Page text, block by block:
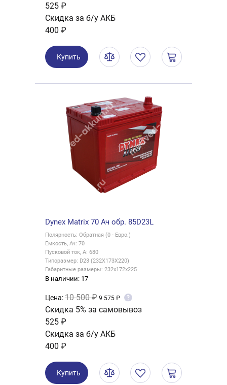
525 ₽
Скидка за б/у АКБ
400 ₽
Купить
Dynex Matrix 70 Ач обр. 85D23L
Полярность: Обратная (0 - Евро.)
Емкость, Ач: 70
Пусковой ток, А: 680
Типоразмер: D23 (232X173X220)
Габаритные размеры: 232x172x225
В наличии: 17
Цена:10 500 ₽ 9 575 ₽ ?
Скидка 5% за самовывоз
525 ₽
Скидка за б/у АКБ
400 ₽
Купить